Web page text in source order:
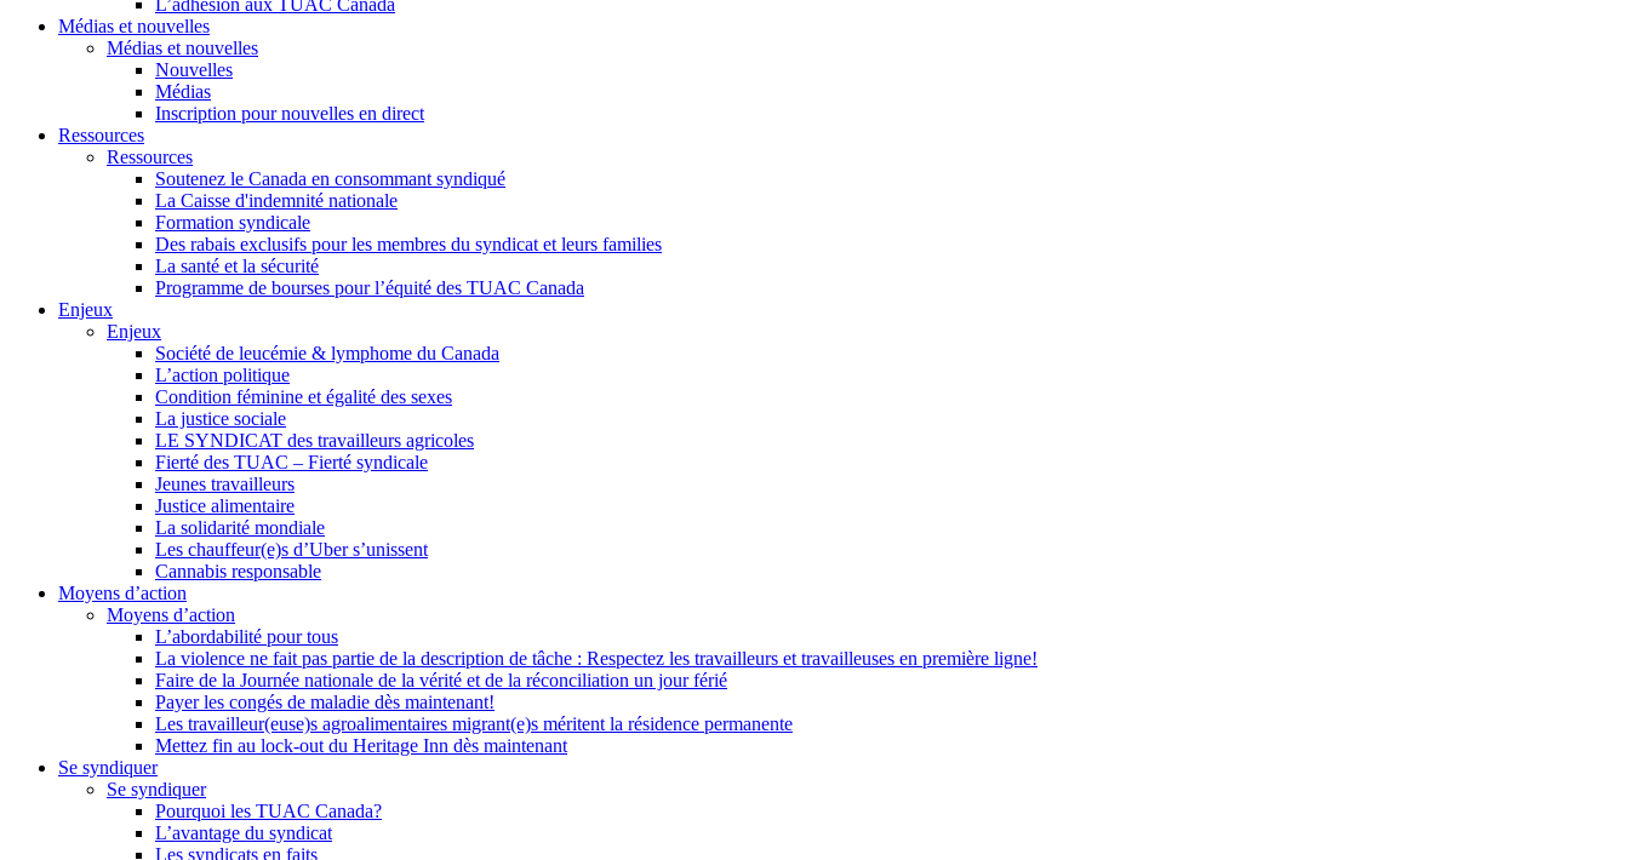
Médias et nouvelles
Médias et nouvelles
Nouvelles
Médias
Inscription pour nouvelles en direct
Ressources
Ressources
Soutenez le Canada en consommant syndiqué
La Caisse d'indemnité nationale
Formation syndicale
Des rabais exclusifs pour les membres du syndicat et leurs families
La santé et la sécurité
Programme de bourses pour l’équité des TUAC Canada
Enjeux
Enjeux
Société de leucémie & lymphome du Canada
L’action politique
Condition féminine et égalité des sexes
La justice sociale
LE SYNDICAT des travailleurs agricoles
Fierté des TUAC – Fierté syndicale
Jeunes travailleurs
Justice alimentaire
La solidarité mondiale
Les chauffeur(e)s d’Uber s’unissent
Cannabis responsable
Moyens d’action
Moyens d’action
L’abordabilité pour tous
La violence ne fait pas partie de la description de tâche : Respectez les travailleurs et travailleuses en première ligne!
Faire de la Journée nationale de la vérité et de la réconciliation un jour férié
Payer les congés de maladie dès maintenant!
Les travailleur(euse)s agroalimentaires migrant(e)s méritent la résidence permanente
Mettez fin au lock-out du Heritage Inn dès maintenant
Se syndiquer
Se syndiquer
Pourquoi les TUAC Canada?
L’avantage du syndicat
Les syndicats en faits